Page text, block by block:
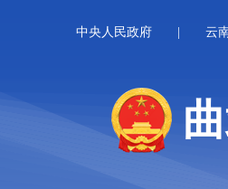
中央人民政府 云